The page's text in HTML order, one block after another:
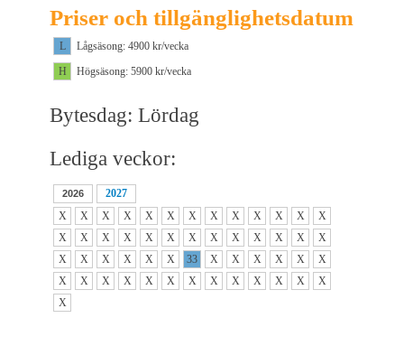
Priser och tillgänglighetsdatum
L
Lågsäsong: 4900 kr/vecka
H
Högsäsong: 5900 kr/vecka
Bytesdag: Lördag
Lediga veckor:
2026
2027
X
X X X X X X X X X X X
X
X
X X X X X X X X X X X
X
X
X X X X X 33 X X X X X
X
X
X X X X X X X X X X X
X
X